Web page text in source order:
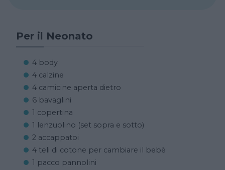
Per il Neonato
4 body
4 calzine
4 camicine aperta dietro
6 bavaglini
1 copertina
1 lenzuolino (set sopra e sotto)
2 accappatoi
4 teli di cotone per cambiare il bebè
1 pacco pannolini